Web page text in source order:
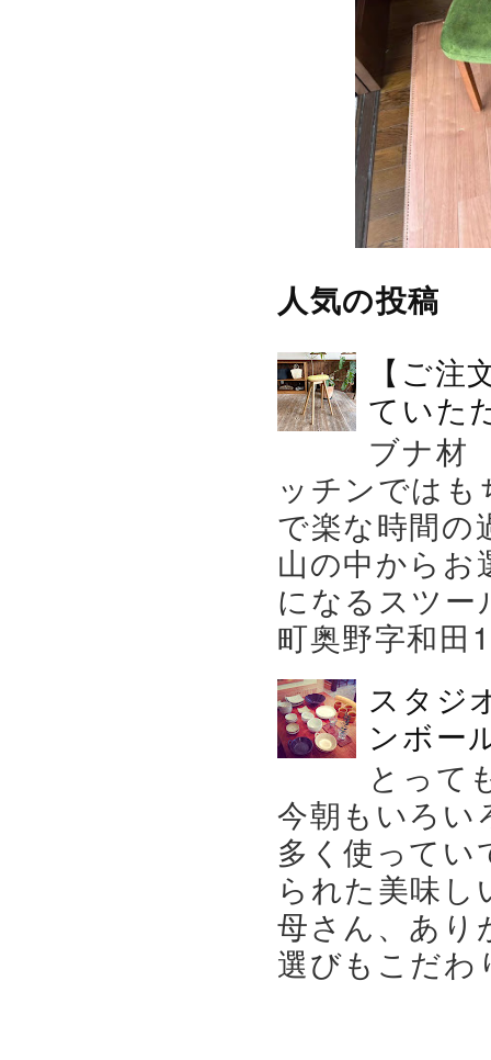
人気の投稿
【ご
ていた
ブナ材
ッチンでは
で楽な時間の
山の中から
になるスツー
町奥野字和
スタジ
ンボー
とって
今朝もいろい
多く使ってい
られた美味
母さん、あり
選びもこだ